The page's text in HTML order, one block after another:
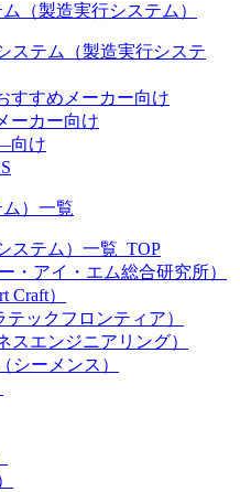
（製造実行システム）
ステム（製造実行システ
すすめメーカー向け
ーカー向け
向け
）一覧
ステム）一覧_TOP
・アイ・エム総合研究所）
Craft）
テックフロンティア）
スエンジニアリング）
シーメンス）